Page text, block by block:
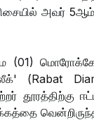
அவர்
(01)
(Rabat
தூரத்திற்கு